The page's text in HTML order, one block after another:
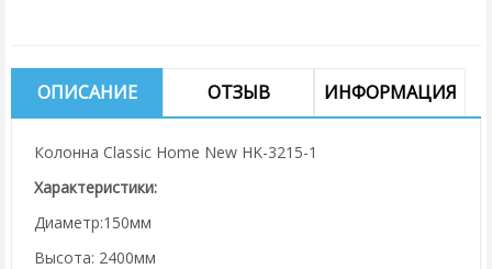
ОПИСАНИЕ ОТЗЫВ ИНФОРМАЦИЯ
Колонна Classic Home New HK-3215-1
Характеристики:
Диаметр:150мм
Высота: 2400мм